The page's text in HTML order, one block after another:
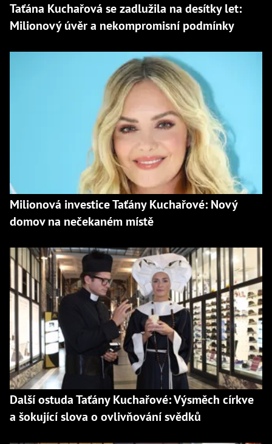
Taťána Kuchařová se zadlužila na desítky let:
Milionový úvěr a nekompromisní podmínky
Milionová investice Taťány Kuchařové: Nový
domov na nečekaném místě
Další ostuda Taťány Kuchařové: Výsměch církve
a šokující slova o ovlivňování svědků